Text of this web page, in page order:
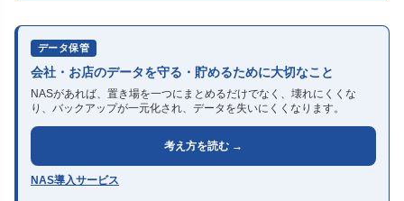
データ保管
会社・お店のデータを守る・貯めるために大切なこと
NASがあれば、置き場を一つにまとめるだけでなく、壊れにくくな
り、バックアップが一元化され、データを失いにくくなります。
考え方を読む →
NAS導入サービス